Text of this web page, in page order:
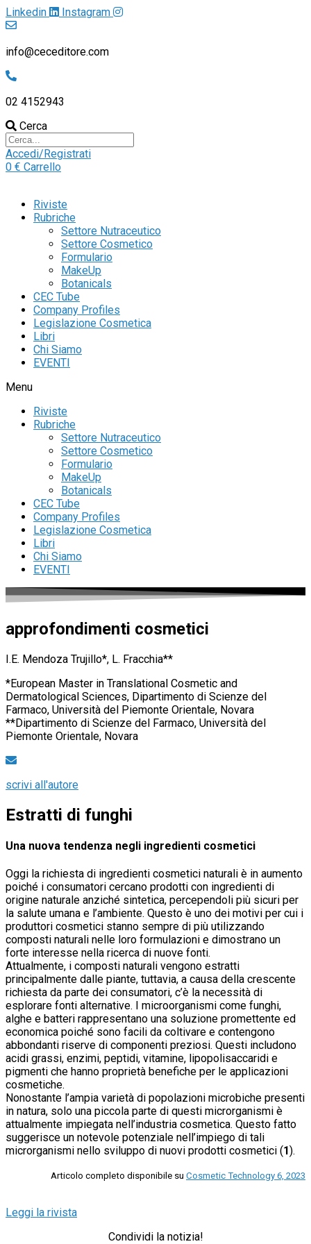
Linkedin Instagram
info@ceceditore.com
02 4152943
Cerca
Accedi/Registrati
0 € Carrello
Riviste
Rubriche
Settore Nutraceutico
Settore Cosmetico
Formulario
MakeUp
Botanicals
CEC Tube
Company Profiles
Legislazione Cosmetica
Libri
Chi Siamo
EVENTI
Menu
Riviste
Rubriche
Settore Nutraceutico
Settore Cosmetico
Formulario
MakeUp
Botanicals
CEC Tube
Company Profiles
Legislazione Cosmetica
Libri
Chi Siamo
EVENTI
approfondimenti cosmetici
I.E. Mendoza Trujillo*, L. Fracchia**
*European Master in Translational Cosmetic and
Dermatological Sciences, Dipartimento di Scienze del
Farmaco, Università del Piemonte Orientale, Novara
**Dipartimento di Scienze del Farmaco, Università del
Piemonte Orientale, Novara
scrivi all'autore
Estratti di funghi
Una nuova tendenza negli ingredienti cosmetici
Oggi la richiesta di ingredienti cosmetici naturali è in aumento
poiché i consumatori cercano prodotti con ingredienti di
origine naturale anziché sintetica, percependoli più sicuri per
la salute umana e l’ambiente. Questo è uno dei motivi per cui i
produttori cosmetici stanno sempre di più utilizzando
composti naturali nelle loro formulazioni e dimostrano un
forte interesse nella ricerca di nuove fonti.
Attualmente, i composti naturali vengono estratti
principalmente dalle piante, tuttavia, a causa della crescente
richiesta da parte dei consumatori, c’è la necessità di
esplorare fonti alternative. I microorganismi come funghi,
alghe e batteri rappresentano una soluzione promettente ed
economica poiché sono facili da coltivare e contengono
abbondanti riserve di componenti preziosi. Questi includono
acidi grassi, enzimi, peptidi, vitamine, lipopolisaccaridi e
pigmenti che hanno proprietà benefiche per le applicazioni
cosmetiche.
Nonostante l’ampia varietà di popolazioni microbiche presenti
in natura, solo una piccola parte di questi microrganismi è
attualmente impiegata nell’industria cosmetica. Questo fatto
suggerisce un notevole potenziale nell’impiego di tali
microrganismi nello sviluppo di nuovi prodotti cosmetici (1).
Articolo completo disponibile su Cosmetic Technology 6, 2023
Leggi la rivista
Condividi la notizia!